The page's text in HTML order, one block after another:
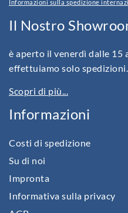
Informazioni sulla spedizione
Il Nostro
è aperto il venerdì dalle 15
effettuiamo solo spedizioni.
Scopri di più...
Informazioni
Costi di spedizione
Su di noi
Impronta
Informativa sulla privacy